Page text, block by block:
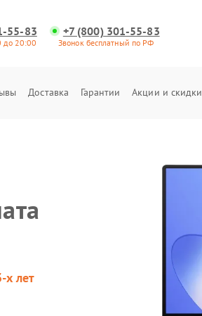
55-83
до 20:00
+7 (800) 301-55-83
Звонок бесплатный по РФ
Доставка Гарантии Акции и скидки
х лет